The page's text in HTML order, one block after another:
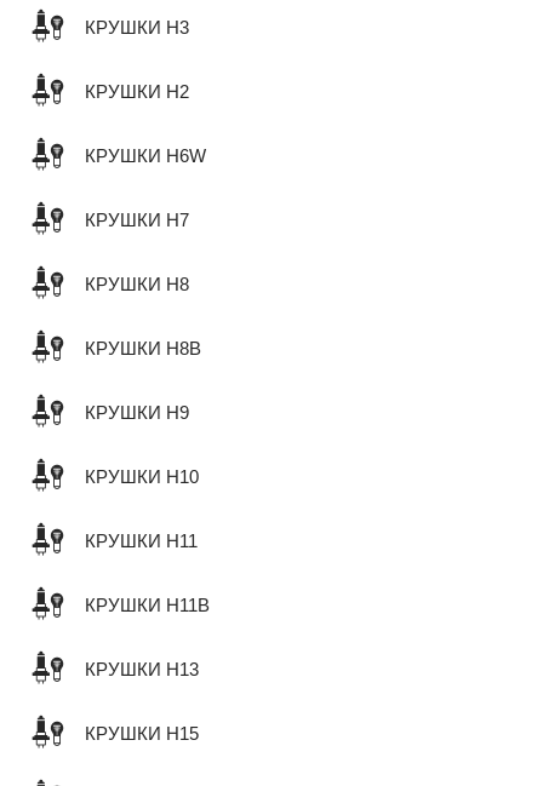
КРУШКИ H3
КРУШКИ H2
КРУШКИ H6W
КРУШКИ H7
КРУШКИ H8
КРУШКИ H8B
КРУШКИ H9
КРУШКИ H10
КРУШКИ H11
КРУШКИ H11B
КРУШКИ H13
КРУШКИ H15